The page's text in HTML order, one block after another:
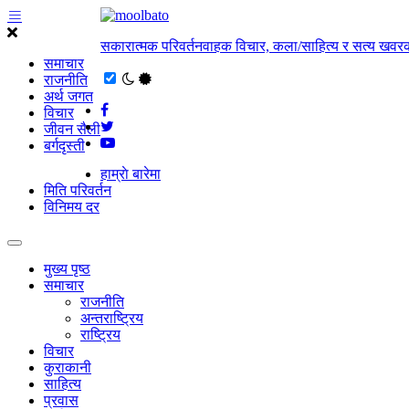
समाचार
राजनीति
अर्थ जगत
विचार
जीवन सैली
बर्गदृस्ती
सकारात्मक परिवर्तनवाहक विचार, कला/साहित्य र सत्य
हाम्राे बारेमा
मिति परिवर्तन
विनिमय दर
मुख्य पृष्ठ
समाचार
राजनीति
अन्तराष्ट्रिय
राष्ट्रिय
विचार
कुराकानी
साहित्य
प्रवास